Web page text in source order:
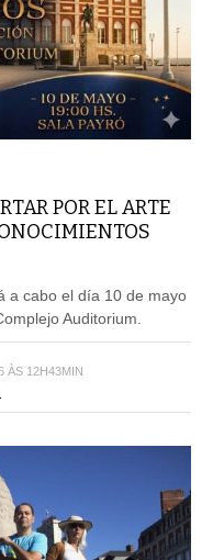
POR EL ARTE
a cabo el día 10 de mayo
Auditorium.
ÀS 12H43MIN